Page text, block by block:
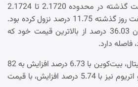
این رمزارز که در 24 ساعت گذشته در محدوده 2.1720 تا 2.1724
دلار معامله شده، طی هفت روز گذشته 11.75 درصد نزول کرده بود.
با این حال، ریپل همچنان 36.03 درصد از بالاترین قیمت خود که
در میان سایر ارزهای دیجیتال، بیت‌کوین با 6.73 درصد افزایش به 82
هزار و 871.5 دلار رسید و اتریوم نیز با 5.74 درصد افزایش، با قیمت